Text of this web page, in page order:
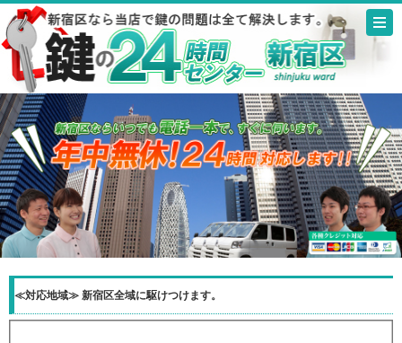
≪対応地域≫ 新宿区全域に駆けつけます。